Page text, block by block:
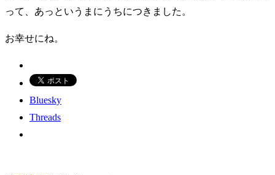
って、あっというまにうちにつきました。
お幸せにね。
Bluesky
Threads